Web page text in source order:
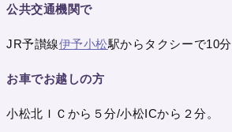
公共交通機関で
JR予讃線伊予小松駅からタクシーで10分
お車でお越しの方
小松北ＩＣから５分/小松ICから２分。